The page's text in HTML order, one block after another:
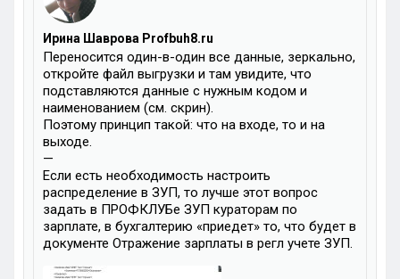
Ирина Шаврова Profbuh8.ru
Переносится один-в-один все данные, зеркально,
откройте файл выгрузки и там увидите, что
подставляются данные с нужным кодом и
наименованием (см. скрин).
Поэтому принцип такой: что на входе, то и на
выходе.
—
Если есть необходимость настроить
распределение в ЗУП, то лучше этот вопрос
задать в ПРОФКЛУБе ЗУП кураторам по
зарплате, в бухгалтерию «приедет» то, что будет в
документе Отражение зарплаты в регл учете ЗУП.